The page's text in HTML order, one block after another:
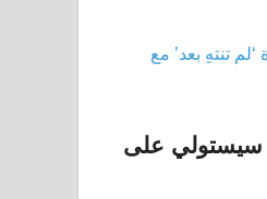
سيستولي على